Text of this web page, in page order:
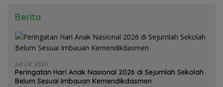
Berita
Juli 24, 2026
Peringatan Hari Anak Nasional 2026 di Sejumlah Sekolah
Belum Sesuai Imbauan Kemendikdasmen